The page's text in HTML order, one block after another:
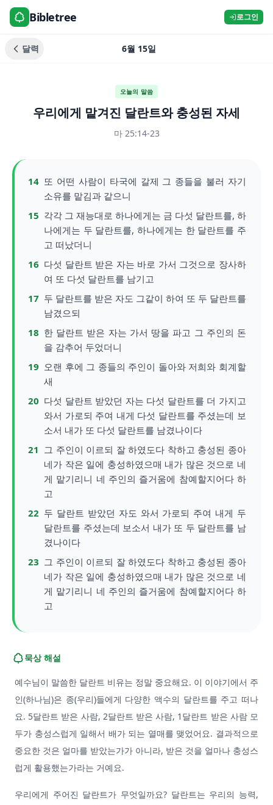
Bibletree 로그인
달력 6월 15일
오늘의 말씀
우리에게 맡겨진 달란트와 충성된 자세
마 25:14-23
14 또 어떤 사람이 타국에 갈제 그 종들을 불러 자기
소유를 맡김과 같으니
15 각각 그 재능대로 하나에게는 금 다섯 달란트를, 하
나에게는 두 달란트를, 하나에게는 한 달란트를 주
고 떠났더니
16 다섯 달란트 받은 자는 바로 가서 그것으로 장사하
여 또 다섯 달란트를 남기고
17 두 달란트를 받은 자도 그같이 하여 또 두 달란트를
남겼으되
18 한 달란트 받은 자는 가서 땅을 파고 그 주인의 돈
을 감추어 두었더니
19 오랜 후에 그 종들의 주인이 돌아와 저희와 회계할
새
20 다섯 달란트 받았던 자는 다섯 달란트를 더 가지고
와서 가로되 주여 내게 다섯 달란트를 주셨는데 보
소서 내가 또 다섯 달란트를 남겼나이다
21 그 주인이 이르되 잘 하였도다 착하고 충성된 종아
네가 작은 일에 충성하였으매 내가 많은 것으로 네
게 맡기리니 네 주인의 즐거움에 참예할지어다 하
고
22 두 달란트 받았던 자도 와서 가로되 주여 내게 두
달란트를 주셨는데 보소서 내가 또 두 달란트를 남
겼나이다
23 그 주인이 이르되 잘 하였도다 착하고 충성된 종아
네가 작은 일에 충성하였으매 내가 많은 것으로 네
게 맡기리니 네 주인의 즐거움에 참예할지어다 하
고
묵상 해설
예수님이 말씀한 달란트 비유는 정말 중요해요. 이 이야기에서 주
인(하나님)은 종(우리)들에게 다양한 액수의 달란트를 주고 떠나
요. 5달란트 받은 사람, 2달란트 받은 사람, 1달란트 받은 사람 모
두가 충성스럽게 일해서 배가 되는 열매를 맺었어요. 결과적으로
중요한 것은 얼마를 받았는가가 아니라, 받은 것을 얼마나 충성스
럽게 활용했는가라는 거예요.
우리에게 주어진 달란트가 무엇일까요? 달란트는 우리의 능력,